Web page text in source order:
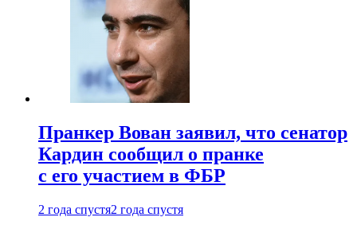
Пранкер Вован заявил, что сенатор
Кардин сообщил о пранке
с его участием в ФБР
2 года спустя2 года спустя